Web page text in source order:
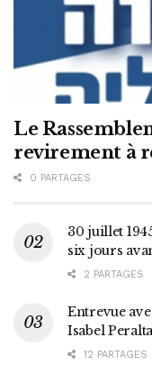
Le
revirement à
0 PARTAGES
30 juillet
six jours
2 PARTAGES
Entrevue
Isabel
12 PARTAGES